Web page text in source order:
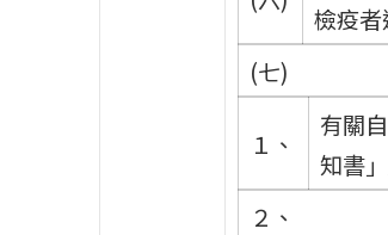
檢疫
(七)
１、
有關
知書
２、